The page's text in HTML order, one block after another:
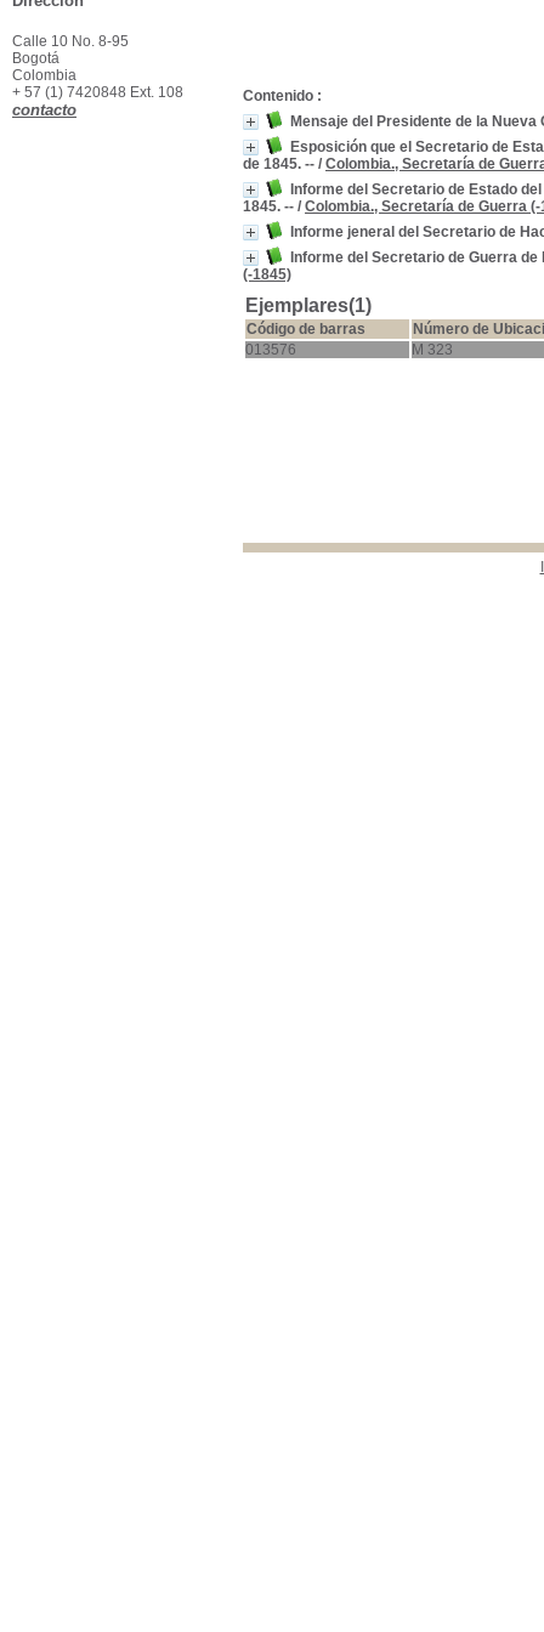
Contenido :
Mensaje del Presidente de la
Esposición que el Secretario de
de 1845. -- / Colombia., Secretaría de
Informe del Secretario de Estado
1845. -- / Colombia., Secretaría de Guerra (-
Informe jeneral del Secretario de
Informe del Secretario de Guerra
(-1845)
Ejemplares(1)
Código de barras
Número de
013576
M 323
Calle 10 No. 8-95
Bogotá
Colombia
+ 57 (1) 7420848 Ext. 108
contacto